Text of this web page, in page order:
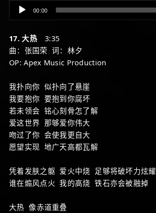
Audio
Player
00:00
17. 大热3:35
曲：张国荣 词：林夕
OP: Apex Music Production
我扑向你 似扑向了悬崖
我要抱你 要抱到你腐坏
若未领会 铭心刻骨怎了解
爱这世界 那够爱你伟大
吻过了你 会使我更自大
愿望实现 地广天高都瓦解
凭着发肤之躯 爱火中烧 足够将破坏力炫耀
谁在煽风点火 我的高烧 铁石亦会被融掉
大热 像赤道重叠